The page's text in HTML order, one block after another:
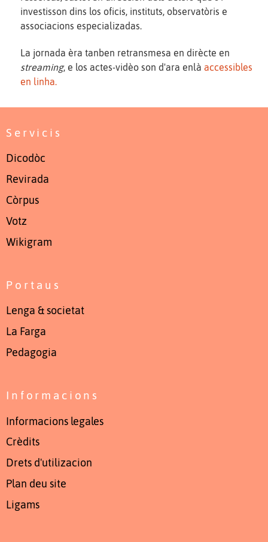
investisson dins los oficis, instituts, observatòris e
associacions especializadas.
La jornada èra tanben retransmesa en dirècte en
streaming, e los actes-vidèo son d'ara enlà accessibles
en linha.
Servicis
Dicodòc
Revirada
Còrpus
Votz
Wikigram
Portaus
Lenga & societat
La Farga
Pedagogia
Informacions
Informacions legales
Crèdits
Drets d'utilizacion
Plan deu site
Ligams